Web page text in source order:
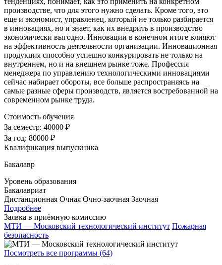
производстве, что для этого нужно сделать. Кроме того, это
еще и экономист, управленец, который не только разбирается
в инновациях, но и знает, как их внедрить в производство
экономически выгодно. Инновации в конечном итоге влияют
на эффективность деятельности организации. Инновационная
продукция способно успешно конкурировать не только на
внутреннем, но и на внешнем рынке тоже. Профессия
менеджера по управлению технологическими инновациями
сейчас набирает обороты, все больше распространяясь на
самые разные сферы производств, является востребованной на
современном рынке труда.
Стоимость обучения
За семестр: 40000 ₽
За год: 80000 ₽
Квалификация выпускника
Бакалавр
Уровень образования
Бакалавриат
Дистанционная Очная Очно-заочная Заочная
Подробнее
Заявка в приёмную комиссию
МТИ — Московский технологический институт Пожарная
безопасность
Посмотреть все программы (64)